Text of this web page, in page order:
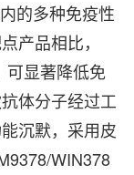
的多种免疫性
产品相比，
可显著降低免
体分子经过工
沉默，采用皮
WIN378